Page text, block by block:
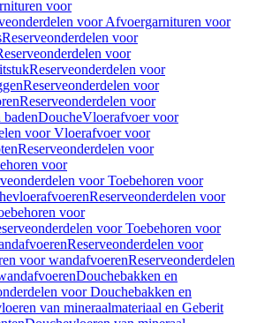
voor
voor Afvoergarnituren voor
Reserveonderdelen voor
voor
Reserveonderdelen voor
Reserveonderdelen voor
Reserveonderdelen voor
badenDoucheVloerafvoer voor
voor Vloerafvoer voor
Reserveonderdelen voor
voor
voor Toebehoren voor
Reserveonderdelen voor
voor
voor Toebehoren voor
Reserveonderdelen voor
voor wandafvoerenReserveonderdelen
Douchebakken en
voor Douchebakken en
van mineraalmateriaal en Geberit